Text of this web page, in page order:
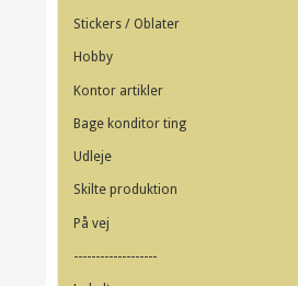
Stickers / Oblater
Hobby
Kontor artikler
Bage konditor ting
Udleje
Skilte produktion
På vej
-------------------